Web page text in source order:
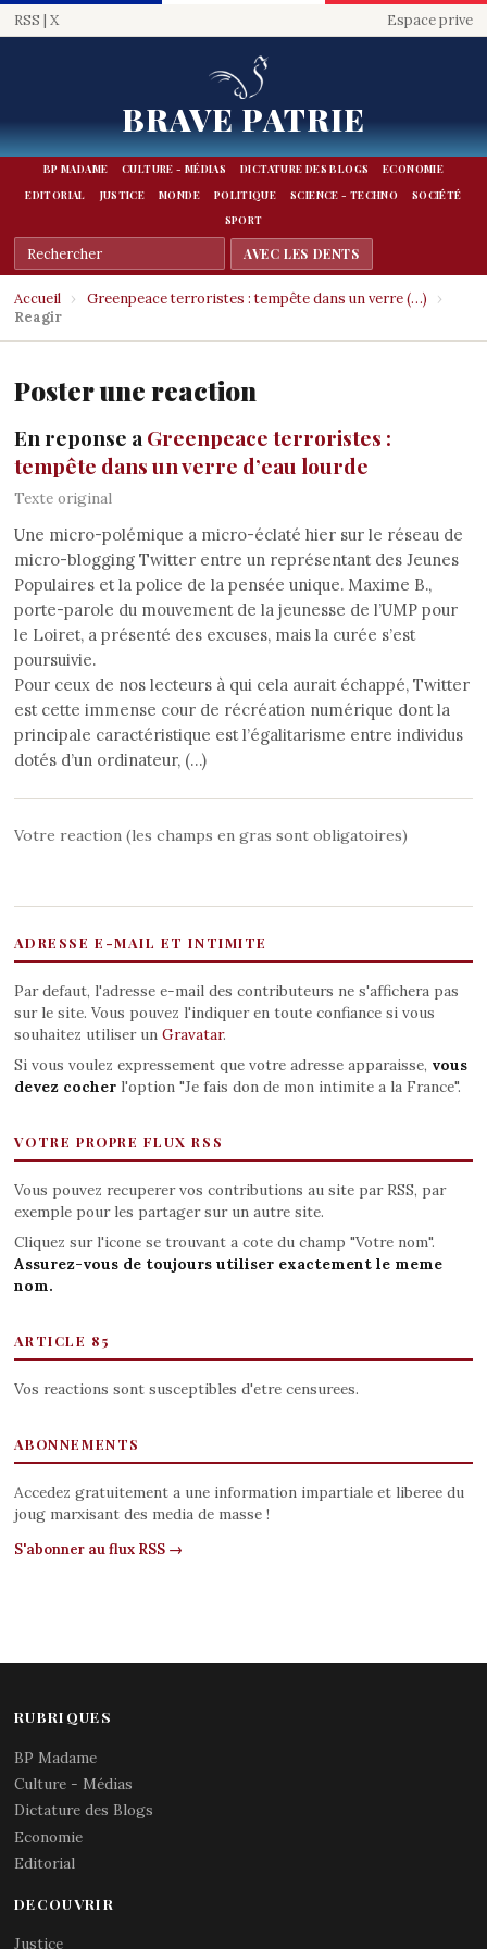
RSS | X Espace prive
BRAVE PATRIE
BP MADAME CULTURE - MÉDIAS DICTATURE DES BLOGS
ECONOMIE
EDITORIAL
JUSTICE MONDE POLITIQUE SCIENCE - TECHNO
SOCIÉTÉ
SPORT
Accueil › Greenpeace terroristes : tempête dans un verre (…)
›
Reagir
Poster une reaction
En reponse a Greenpeace terroristes :
tempête dans un verre d’eau lourde
Texte original
Une micro-polémique a micro-éclaté hier sur le réseau de
micro-blogging Twitter entre un représentant des Jeunes
Populaires et la police de la pensée unique. Maxime B.,
porte-parole du mouvement de la jeunesse de l’UMP pour
le Loiret, a présenté des excuses, mais la curée s’est
poursuivie.
Pour ceux de nos lecteurs à qui cela aurait échappé, Twitter
est cette immense cour de récréation numérique dont la
principale caractéristique est l’égalitarisme entre individus
dotés d’un ordinateur, (…)
Votre reaction (les champs en gras sont obligatoires)
ADRESSE E-MAIL ET INTIMITE
Par defaut, l'adresse e-mail des contributeurs ne s'affichera pas
sur le site. Vous pouvez l'indiquer en toute confiance si vous
souhaitez utiliser un Gravatar.
Si vous voulez expressement que votre adresse apparaisse, vous
devez cocherl'option "Je fais don de mon intimite a la France".
VOTRE PROPRE FLUX RSS
Vous pouvez recuperer vos contributions au site par RSS, par
exemple pour les partager sur un autre site.
Cliquez sur l'icone se trouvant a cote du champ "Votre nom".
Assurez-vous de toujours utiliser exactement le meme
nom.
ARTICLE 85
Vos reactions sont susceptibles d'etre censurees.
ABONNEMENTS
Accedez gratuitement a une information impartiale et liberee du
joug marxisant des media de masse !
S'abonner au flux RSS →
RUBRIQUES
BP Madame
Culture - Médias
Dictature des Blogs
Economie
Editorial
DECOUVRIR
Justice